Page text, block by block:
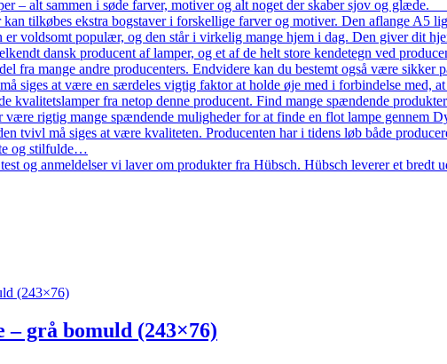
– alt sammen i søde farver, motiver og alt noget der skaber sjov og
tilkøbes ekstra bogstaver i forskellige farver og motiver. Den aflange A5
er voldsomt populær, og den står i virkelig mange hjem i dag. Den giver dit
dansk producent af lamper, og et af de helt store kendetegn ved
fra mange andre producenters. Endvidere kan du bestemt også være
siges at være en særdeles vigtig faktor at holde øje med i forbindelse med,
kvalitetslamper fra netop denne producent. Find mange spændende
rigtig mange spændende muligheder for at finde en flot lampe gennem
tvivl må siges at være kvaliteten. Producenten har i tidens løb både
og stilfulde…
og anmeldelser vi laver om produkter fra Hübsch. Hübsch leverer et
(243×76)
grå bomuld (243×76)